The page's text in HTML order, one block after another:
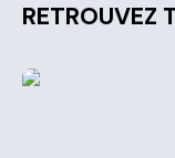
RETROUVEZ